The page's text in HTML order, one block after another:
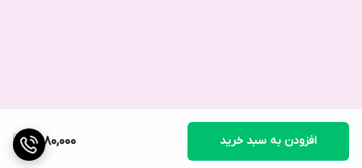
2,980,000 افزودن به سبد خرید